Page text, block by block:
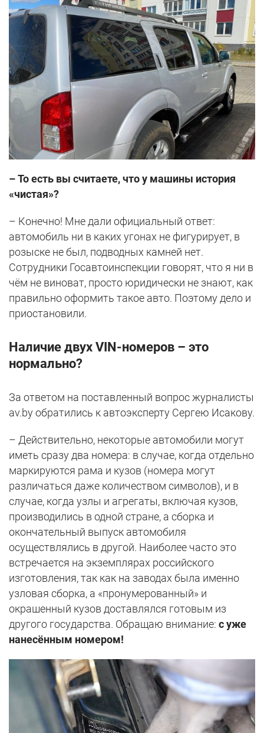
– То есть вы считаете, что у машины история
«чистая»?
– Конечно! Мне дали официальный ответ:
автомобиль ни в каких угонах не фигурирует, в
розыске не был, подводных камней нет.
Сотрудники Госавтоинспекции говорят, что я ни в
чём не виноват, просто юридически не знают, как
правильно оформить такое авто. Поэтому дело и
приостановили.
Наличие двух VIN-номеров – это
нормально?
За ответом на поставленный вопрос журналисты
av.by обратились к автоэксперту Сергею Исакову.
– Действительно, некоторые автомобили могут
иметь сразу два номера: в случае, когда отдельно
маркируются рама и кузов (номера могут
различаться даже количеством символов), и в
случае, когда узлы и агрегаты, включая кузов,
производились в одной стране, а сборка и
окончательный выпуск автомобиля
осуществлялись в другой. Наиболее часто это
встречается на экземплярах российского
изготовления, так как на заводах была именно
узловая сборка, а «пронумерованный» и
окрашенный кузов доставлялся готовым из
другого государства. Обращаю внимание: с уже
нанесённым номером!